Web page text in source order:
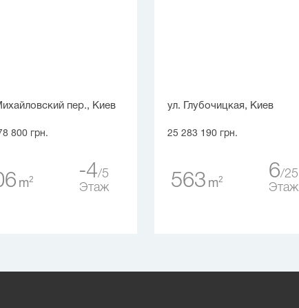
пер., Киев
800 грн.
m2 -4 5
Этаж
ул. Глубочицкая, Киев
25 283 190 грн.
563 m2 6 25
Этаж